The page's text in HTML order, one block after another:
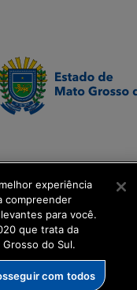
experiência
compreender
para você.
que trata da
do Sul.
com todos